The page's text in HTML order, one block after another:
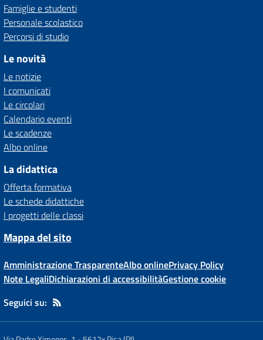
Famiglie e studenti
Personale scolastico
Percorsi di studio
Le novità
Le notizie
I comunicati
Le circolari
Calendario eventi
Le scadenze
Albo online
La didattica
Offerta formativa
Le schede didattiche
I progetti delle classi
Mappa del sito
Amministrazione TrasparenteAlbo onlinePrivacy Policy
Note LegaliDichiarazioni di accessibilitàGestione cookie
Seguici su: